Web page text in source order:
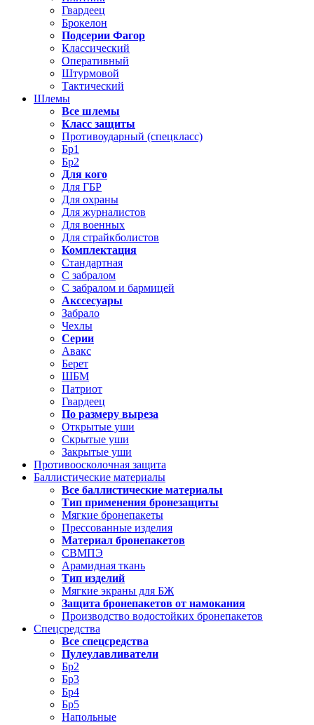
Гвардеец
Брокелон
Подсерии Фагор
Классический
Оперативный
Штурмовой
Тактический
Шлемы
Все шлемы
Класс защиты
Противоударный (спецкласс)
Бр1
Бр2
Для кого
Для ГБР
Для охраны
Для журналистов
Для военных
Для страйкболистов
Комплектация
Стандартная
С забралом
С забралом и бармицей
Акссесуары
Забрало
Чехлы
Серии
Авакс
Берет
ШБМ
Патриот
Гвардеец
По размеру выреза
Открытые уши
Скрытые уши
Закрытые уши
Противоосколочная защита
Баллистические материалы
Все баллистические материалы
Тип применения бронезащиты
Мягкие бронепакеты
Прессованные изделия
Материал бронепакетов
СВМПЭ
Арамидная ткань
Тип изделий
Мягкие экраны для БЖ
Защита бронепакетов от намокания
Производство водостойких бронепакетов
Спецсредства
Все спецсредства
Пулеулавливатели
Бр2
Бр3
Бр4
Бр5
Напольные